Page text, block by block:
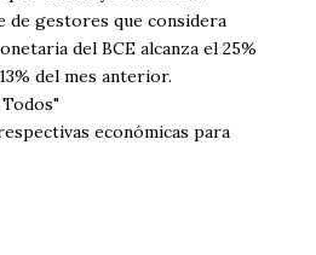
de gestores que considera
del BCE alcanza el 25%
del mes anterior.
económicas para